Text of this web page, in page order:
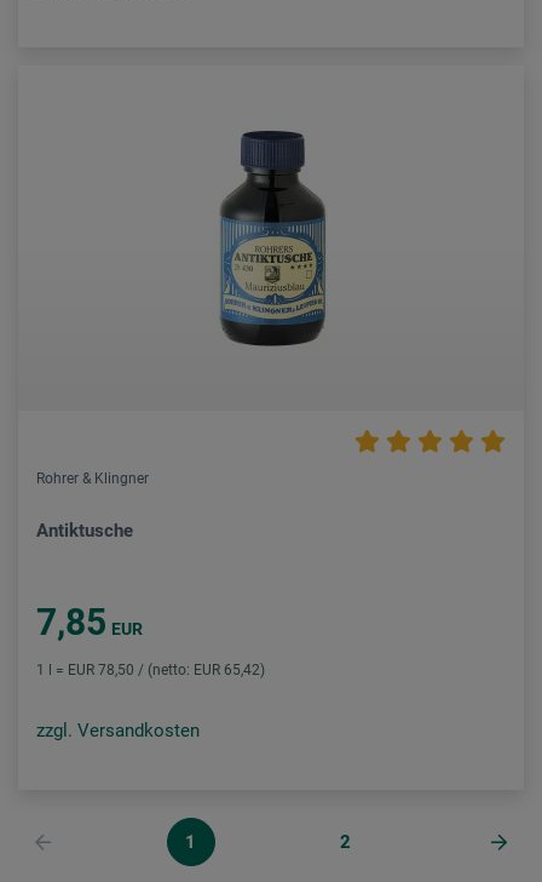
Rohrer & Klingner
Antiktusche
7,85 EUR
1 l = EUR 78,50 / (netto: EUR 65,42)
zzgl. Versandkosten
1 2